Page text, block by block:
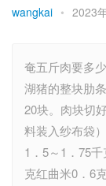
wangkai • 2023
奄五斤肉要多
湖猪的整块肋
20块。肉块切
料装入纱布袋
1．5～1．75
克红曲米0．6